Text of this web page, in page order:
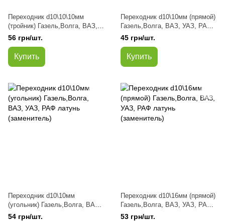
Переходник d10\10\10мм
(тройник) Газель,Волга, ВАЗ,
УАЗ, РАФ латунь (заменитель)
56 грн/шт.
Купить
Переходник d10\10мм (прямой)
Газель,Волга, ВАЗ, УАЗ, РАФ
латунь (заменитель)
45 грн/шт.
Купить
Переходник d10\10мм
(угольник) Газель,Волга, ВАЗ,
УАЗ, РАФ латунь (заменитель)
54 грн/шт.
Переходник d10\16мм (прямой)
Газель,Волга, ВАЗ, УАЗ, РАФ
латунь (заменитель)
53 грн/шт.